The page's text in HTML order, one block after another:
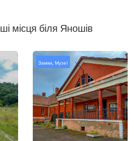
місця біля Яношів
Замки, Музеї